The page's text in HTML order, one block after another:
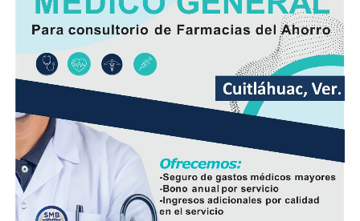
compromiso de trabajar de manera cercana con la
ciudadanía, demostrando con trabajo, resultados y
hechos que unidos hacemos de Fortín